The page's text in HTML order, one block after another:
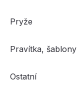
Pryže
Pravítka, šablony
Ostatní